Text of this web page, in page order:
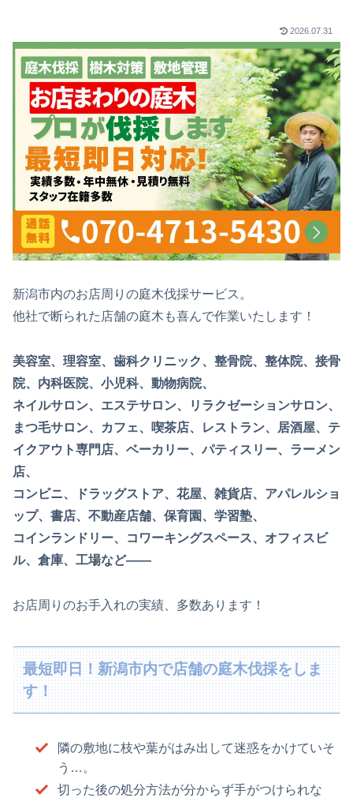
2026.07.31
新潟市内のお店周りの庭木伐採サービス。
他社で断られた店舗の庭木も喜んで作業いたします！
美容室、理容室、歯科クリニック、整骨院、整体院、接骨
院、内科医院、小児科、動物病院、
ネイルサロン、エステサロン、リラクゼーションサロン、
まつ毛サロン、カフェ、喫茶店、レストラン、居酒屋、テ
イクアウト専門店、ベーカリー、パティスリー、ラーメン
店、
コンビニ、ドラッグストア、花屋、雑貨店、アパレルショ
ップ、書店、不動産店舗、保育園、学習塾、
コインランドリー、コワーキングスペース、オフィスビ
ル、倉庫、工場など——
お店周りのお手入れの実績、多数あります！
最短即日！新潟市内で店舗の庭木伐採をしま
す！
隣の敷地に枝や葉がはみ出して迷惑をかけていそ
う…。
切った後の処分方法が分からず手がつけられな